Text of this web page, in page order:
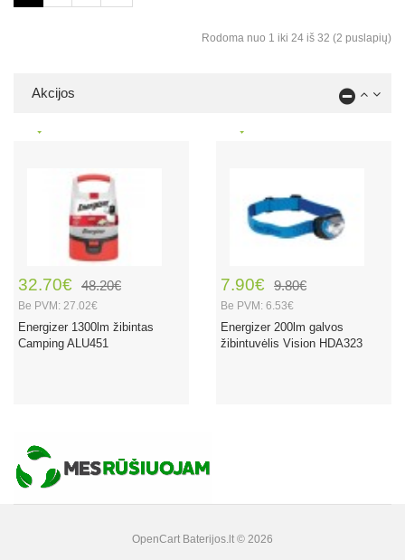
Rodoma nuo 1 iki 24 iš 32 (2 puslapių)
Akcijos
32.70€ 48.20€
Be PVM: 27.02€
Energizer 1300lm žibintas
Camping ALU451
7.90€ 9.80€
Be PVM: 6.53€
Energizer 200lm galvos
žibintuvėlis Vision HDA323
OpenCart Baterijos.lt © 2026